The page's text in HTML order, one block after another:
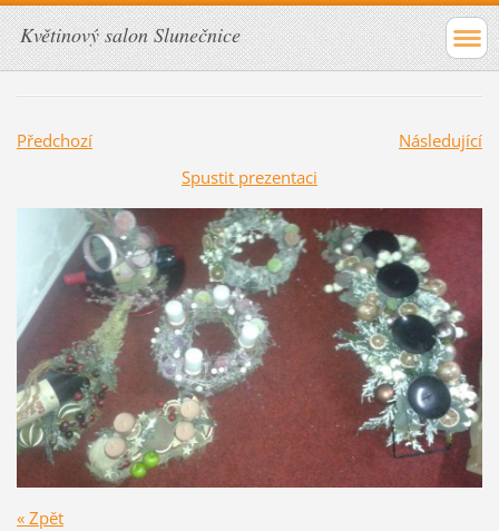
Květinový salon Slunečnice
Předchozí
Následující
Spustit prezentaci
« Zpět